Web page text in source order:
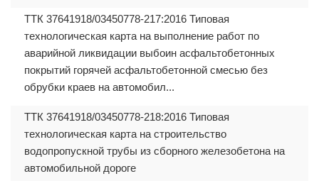
ТТК 37641918/03450778-217:2016 Типовая
технологическая карта на выполнение работ по
аварийной ликвидации выбоин асфальтобетонных
покрытий горячей асфальтобетонной смесью без
обрубки краев на автомобил...
ТТК 37641918/03450778-218:2016 Типовая
технологическая карта на строительство
водопропускной трубы из сборного железобетона на
автомобильной дороге